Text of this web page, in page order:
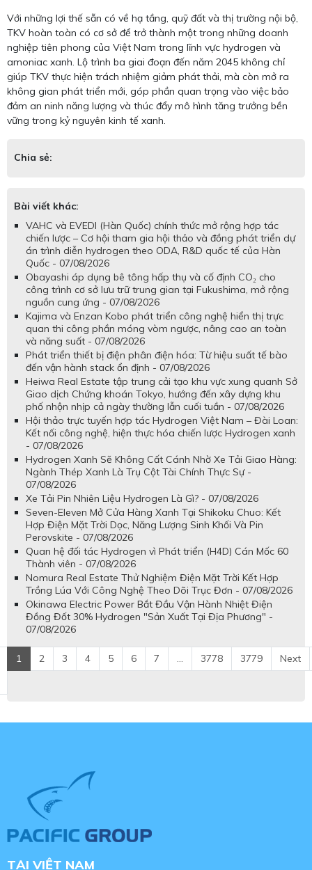
Với những lợi thế sẵn có về hạ tầng, quỹ đất và thị trường nội bộ,
TKV hoàn toàn có cơ sở để trở thành một trong những doanh
nghiệp tiên phong của Việt Nam trong lĩnh vực hydrogen và
amoniac xanh. Lộ trình ba giai đoạn đến năm 2045 không chỉ
giúp TKV thực hiện trách nhiệm giảm phát thải, mà còn mở ra
không gian phát triển mới, góp phần quan trọng vào việc bảo
đảm an ninh năng lượng và thúc đẩy mô hình tăng trưởng bền
vững trong kỷ nguyên kinh tế xanh.
Chia sẻ:
Bài viết khác:
VAHC và EVEDI (Hàn Quốc) chính thức mở rộng hợp tác
chiến lược – Cơ hội tham gia hội thảo và đồng phát triển dự
án trình diễn hydrogen theo ODA, R&D quốc tế của Hàn
Quốc - 07/08/2026
Obayashi áp dụng bê tông hấp thụ và cố định CO₂ cho
công trình cơ sở lưu trữ trung gian tại Fukushima, mở rộng
nguồn cung ứng - 07/08/2026
Kajima và Enzan Kobo phát triển công nghệ hiển thị trực
quan thi công phần móng vòm ngược, nâng cao an toàn
và năng suất - 07/08/2026
Phát triển thiết bị điện phân điện hóa: Từ hiệu suất tế bào
đến vận hành stack ổn định - 07/08/2026
Heiwa Real Estate tập trung cải tạo khu vực xung quanh Sở
Giao dịch Chứng khoán Tokyo, hướng đến xây dựng khu
phố nhộn nhịp cả ngày thường lẫn cuối tuần - 07/08/2026
Hội thảo trực tuyến hợp tác Hydrogen Việt Nam – Đài Loan:
Kết nối công nghệ, hiện thực hóa chiến lược Hydrogen xanh
- 07/08/2026
Hydrogen Xanh Sẽ Không Cất Cánh Nhờ Xe Tải Giao Hàng:
Ngành Thép Xanh Là Trụ Cột Tài Chính Thực Sự -
07/08/2026
Xe Tải Pin Nhiên Liệu Hydrogen Là Gì? - 07/08/2026
Seven-Eleven Mở Cửa Hàng Xanh Tại Shikoku Chuo: Kết
Hợp Điện Mặt Trời Dọc, Năng Lượng Sinh Khối Và Pin
Perovskite - 07/08/2026
Quan hệ đối tác Hydrogen vì Phát triển (H4D) Cán Mốc 60
Thành viên - 07/08/2026
Nomura Real Estate Thử Nghiệm Điện Mặt Trời Kết Hợp
Trồng Lúa Với Công Nghệ Theo Dõi Trục Đơn - 07/08/2026
Okinawa Electric Power Bắt Đầu Vận Hành Nhiệt Điện
Đồng Đốt 30% Hydrogen "Sản Xuất Tại Địa Phương" -
07/08/2026
1 2 3 4 5 6 7 ... 3778 3779 Next
TẠI VIỆT NAM